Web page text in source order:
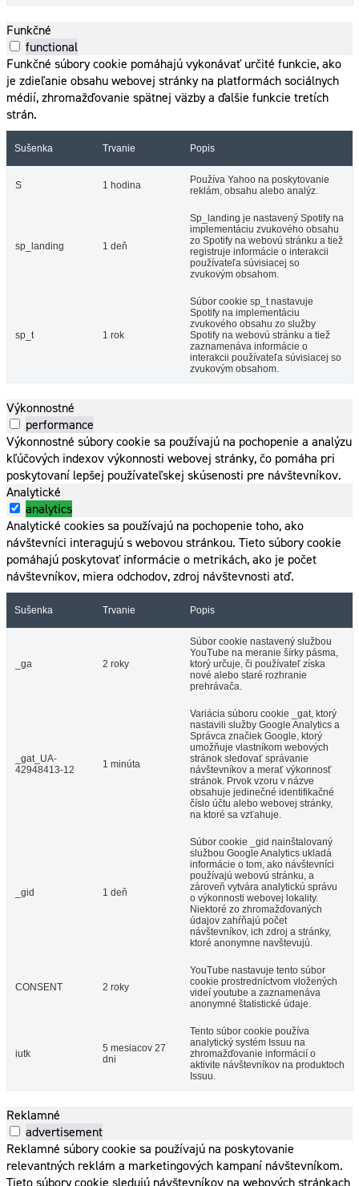
Funkčné
functional
Funkčné súbory cookie pomáhajú vykonávať určité funkcie, ako
je zdieľanie obsahu webovej stránky na platformách sociálnych
médií, zhromažďovanie spätnej väzby a ďalšie funkcie tretích
strán.
Sušenka Trvanie Popis
S 1 hodina
Používa Yahoo na poskytovanie
reklám, obsahu alebo analýz.
sp_landing 1 deň
Sp_landing je nastavený Spotify na
implementáciu zvukového obsahu
zo Spotify na webovú stránku a tiež
registruje informácie o interakcii
používateľa súvisiacej so
zvukovým obsahom.
sp_t 1 rok
Súbor cookie sp_t nastavuje
Spotify na implementáciu
zvukového obsahu zo služby
Spotify na webovú stránku a tiež
zaznamenáva informácie o
interakcii používateľa súvisiacej so
zvukovým obsahom.
Výkonnostné
performance
Výkonnostné súbory cookie sa používajú na pochopenie a analýzu
kľúčových indexov výkonnosti webovej stránky, čo pomáha pri
poskytovaní lepšej používateľskej skúsenosti pre návštevníkov.
Analytické
analytics
Analytické cookies sa používajú na pochopenie toho, ako
návštevníci interagujú s webovou stránkou. Tieto súbory cookie
pomáhajú poskytovať informácie o metrikách, ako je počet
návštevníkov, miera odchodov, zdroj návštevnosti atď.
Sušenka Trvanie Popis
_ga 2 roky
Súbor cookie nastavený službou
YouTube na meranie šírky pásma,
ktorý určuje, či používateľ získa
nové alebo staré rozhranie
prehrávača.
_gat_UA-
42948413-12
1 minúta
Variácia súboru cookie _gat, ktorý
nastavili služby Google Analytics a
Správca značiek Google, ktorý
umožňuje vlastníkom webových
stránok sledovať správanie
návštevníkov a merať výkonnosť
stránok. Prvok vzoru v názve
obsahuje jedinečné identifikačné
číslo účtu alebo webovej stránky,
na ktoré sa vzťahuje.
_gid 1 deň
Súbor cookie _gid nainštalovaný
službou Google Analytics ukladá
informácie o tom, ako návštevníci
používajú webovú stránku, a
zároveň vytvára analytickú správu
o výkonnosti webovej lokality.
Niektoré zo zhromažďovaných
údajov zahŕňajú počet
návštevníkov, ich zdroj a stránky,
ktoré anonymne navštevujú.
CONSENT 2 roky
YouTube nastavuje tento súbor
cookie prostredníctvom vložených
videí youtube a zaznamenáva
anonymné štatistické údaje.
iutk
5 mesiacov 27
dni
Tento súbor cookie používa
analytický systém Issuu na
zhromažďovanie informácií o
aktivite návštevníkov na produktoch
Issuu.
Reklamné
advertisement
Reklamné súbory cookie sa používajú na poskytovanie
relevantných reklám a marketingových kampaní návštevníkom.
Tieto súbory cookie sledujú návštevníkov na webových stránkach